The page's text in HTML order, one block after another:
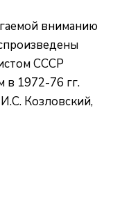
вниманию
СССР
в 1972-76 гг.
Козловский,